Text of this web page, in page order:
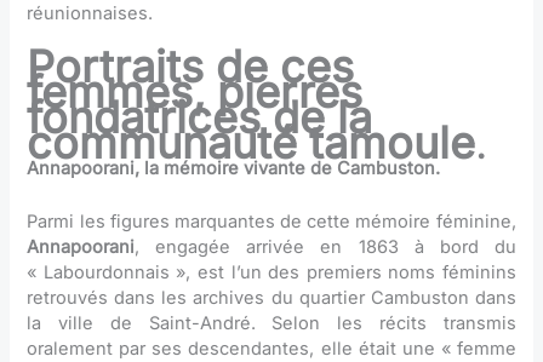
réunionnaises.
Portraits de ces
femmes, pierres
fondatrices de la
communauté tamoule.
Annapoorani, la mémoire vivante de Cambuston.
Parmi les figures marquantes de cette mémoire féminine,
Annapoorani, engagée arrivée en 1863 à bord du
« Labourdonnais », est l’un des premiers noms féminins
retrouvés dans les archives du quartier Cambuston dans
la ville de Saint-André. Selon les récits transmis
oralement par ses descendantes, elle était une « femme